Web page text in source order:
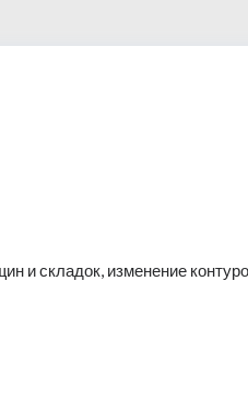
и складок, изменение